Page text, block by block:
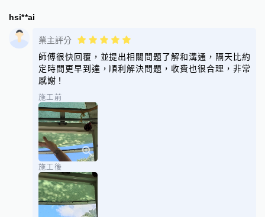
hsi**ai
業主評分
師傅很快回覆，並提出相關問題了解和溝通，隔天比約
定時間更早到達，順利解決問題，收費也很合理，非常
感謝！
施工前
施工後